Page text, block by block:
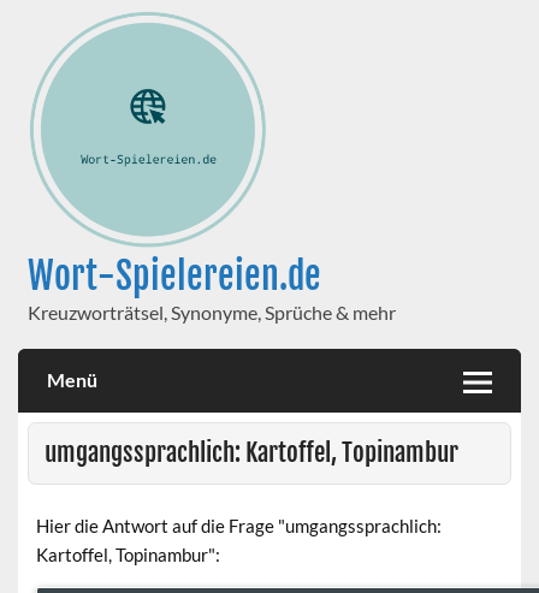
Wort-Spielereien.de
Kreuzworträtsel, Synonyme, Sprüche & mehr
Menü
umgangssprachlich: Kartoffel, Topinambur
Hier die Antwort auf die Frage "umgangssprachlich:
Kartoffel, Topinambur":